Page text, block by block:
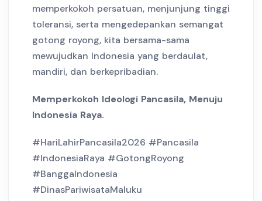
memperkokoh persatuan, menjunjung tinggi
toleransi, serta mengedepankan semangat
gotong royong, kita bersama-sama
mewujudkan Indonesia yang berdaulat,
mandiri, dan berkepribadian.
Memperkokoh Ideologi Pancasila, Menuju
Indonesia Raya.
#HariLahirPancasila2026 #Pancasila
#IndonesiaRaya #GotongRoyong
#BanggaIndonesia
#DinasPariwisataMaluku